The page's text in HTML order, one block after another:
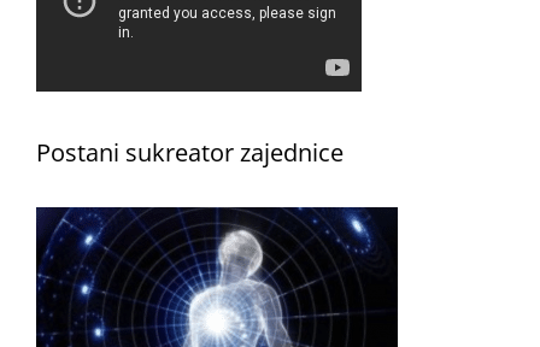
Postani sukreator zajednice